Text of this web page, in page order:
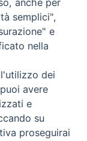
WebSeed
anche per
semplici",
e
nella
dei
avere
e
su
proseguirai